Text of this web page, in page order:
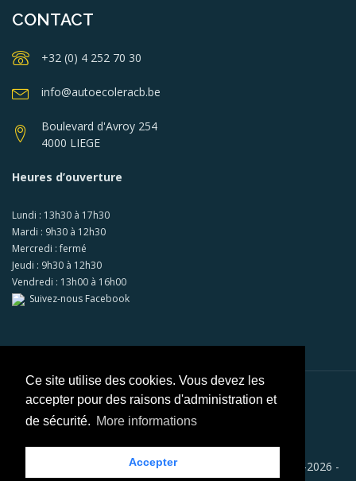
Ce site utilise des cookies. Vous devez les
accepter pour des raisons d'administration et
de sécurité. More informations
Accepter
CONTACT
+32 (0) 4 252 70 30
info@autoecoleracb.be
Boulevard d'Avroy 254
4000 LIEGE
Heures d’ouverture
Lundi : 13h30 à 17h30
Mardi : 9h30 à 12h30
Mercredi : fermé
Jeudi : 9h30 à 12h30
Vendredi : 13h00 à 16h00
Suivez-nous Facebook
Copyright © RACB - AUTO ECOLE RACB LIEGE SA 2008-2026 -
Paiements sécurisés viaMollie